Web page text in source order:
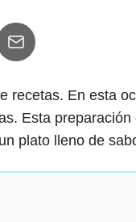
recetas. En esta
Esta
plato lleno de